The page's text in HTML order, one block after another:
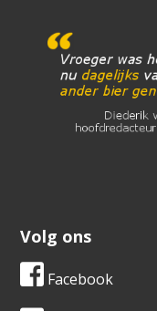
Volg ons
Facebook